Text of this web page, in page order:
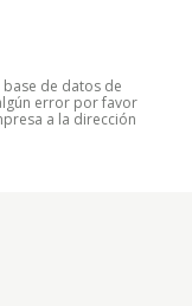
de datos de
algún error por favor
a la dirección